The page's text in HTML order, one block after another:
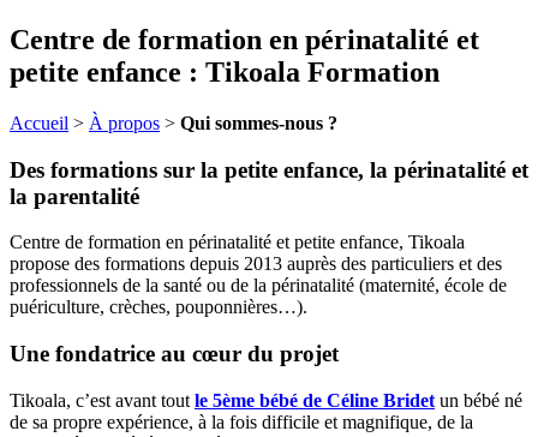
Centre de formation en périnatalité et
petite enfance : Tikoala Formation
Accueil > À propos > Qui sommes-nous ?
Des formations sur la petite enfance, la périnatalité et
la parentalité
Centre de formation en périnatalité et petite enfance, Tikoala
propose des formations depuis 2013 auprès des particuliers et des
professionnels de la santé ou de la périnatalité (maternité, école de
puériculture, crèches, pouponnières…).
Une fondatrice au cœur du projet
Tikoala, c’est avant tout le 5ème bébé de Céline Bridet un bébé né
de sa propre expérience, à la fois difficile et magnifique, de la